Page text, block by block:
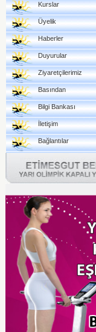
Kurslar
Üyelik
Haberler
Duyurular
Ziyaretçilerimiz
Basından
Bilgi Bankası
İletişim
Bağlantılar